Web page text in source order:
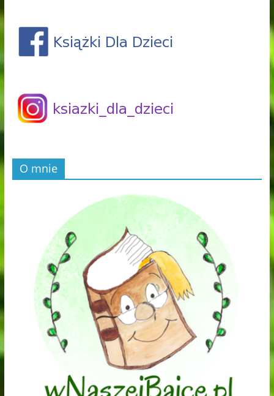
O mnie